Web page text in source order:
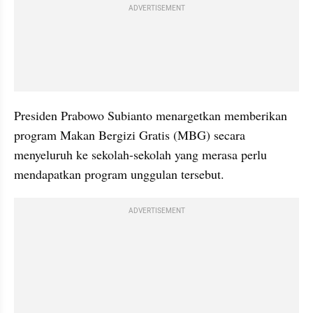
ADVERTISEMENT
Presiden Prabowo Subianto menargetkan memberikan
program Makan Bergizi Gratis (MBG) secara
menyeluruh ke sekolah-sekolah yang merasa perlu
mendapatkan program unggulan tersebut.
ADVERTISEMENT